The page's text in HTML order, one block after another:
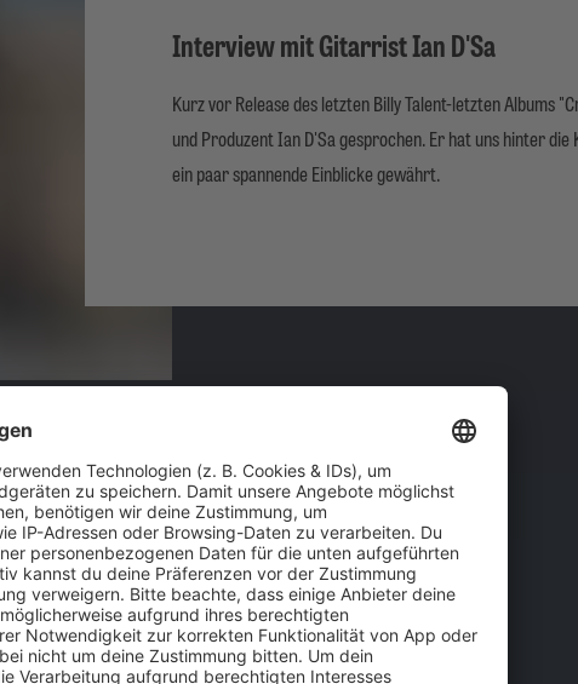
Interview mit Gitarrist Ian D'Sa
Kurz vor Release des letzten Billy Talent-letzten Albums
und Produzent Ian D'Sa gesprochen. Er hat uns hinter die
ein paar spannende Einblicke gewährt.
Billy Talent zum Nachlesen: